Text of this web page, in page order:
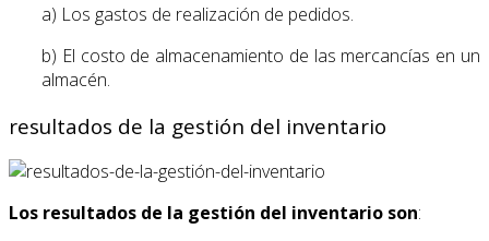
a) Los gastos de realización de pedidos.
b) El costo de almacenamiento de las mercancías en un
almacén.
resultados de la gestión del inventario
Los resultados de la gestión del inventario son: